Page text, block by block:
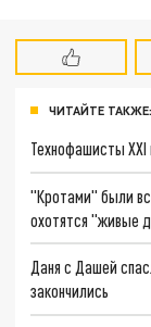
ЧИТАЙТЕ ТАКЖЕ:
Технофашисты XXI
"Кротами" были
охотятся "живые
Даня с Дашей
закончились